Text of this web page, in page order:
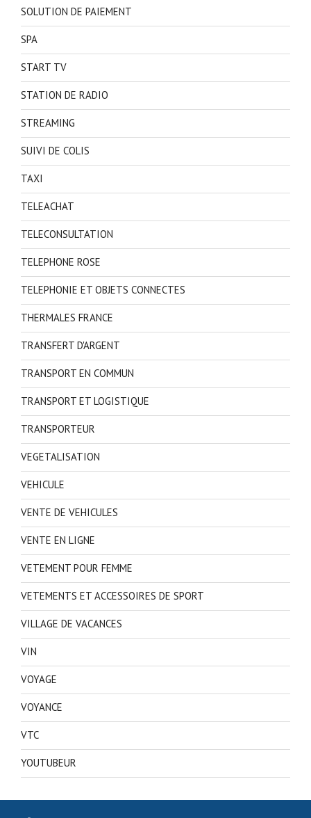
SOLUTION DE PAIEMENT
SPA
START TV
STATION DE RADIO
STREAMING
SUIVI DE COLIS
TAXI
TELEACHAT
TELECONSULTATION
TELEPHONE ROSE
TELEPHONIE ET OBJETS CONNECTES
THERMALES FRANCE
TRANSFERT D'ARGENT
TRANSPORT EN COMMUN
TRANSPORT ET LOGISTIQUE
TRANSPORTEUR
VEGETALISATION
VEHICULE
VENTE DE VEHICULES
VENTE EN LIGNE
VETEMENT POUR FEMME
VETEMENTS ET ACCESSOIRES DE SPORT
VILLAGE DE VACANCES
VIN
VOYAGE
VOYANCE
VTC
YOUTUBEUR